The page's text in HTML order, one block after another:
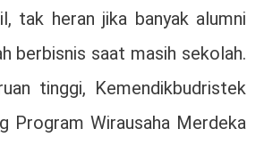
tak heran jika banyak alumni
berbisnis saat masih sekolah.
tinggi, Kemendikbudristek
Program Wirausaha Merdeka